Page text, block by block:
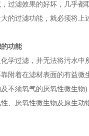
过滤效果的好坏，几乎都
的过滤功能，就必须将上
功能
学过滤，并无法将污水中
附着在滤材表面的有益微
不须氧气的厌氧性微生物
、厌氧性微生物及原生动